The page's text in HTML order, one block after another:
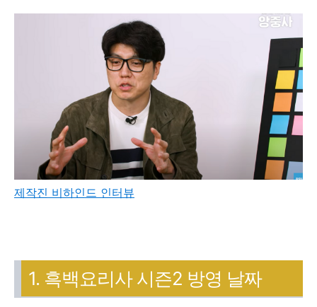
제작진 비하인드 인터뷰
1. 흑백요리사 시즌2 방영 날짜